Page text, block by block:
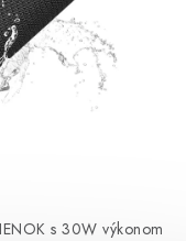
s 30W výkonom